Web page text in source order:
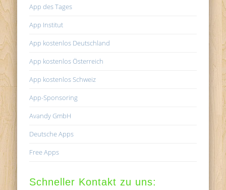
App des Tages
App Institut
App kostenlos Deutschland
App kostenlos Österreich
App kostenlos Schweiz
App-Sponsoring
Avandy GmbH
Deutsche Apps
Free Apps
Schneller Kontakt zu uns: